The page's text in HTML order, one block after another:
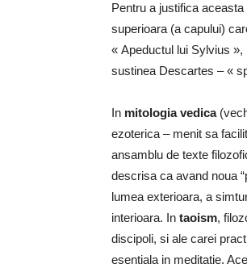
Pentru a justifica
superioara (a capului)
« Apeductul lui Sylvius
sustinea Descartes – «
In mitologia vedica
ezoterica – menit sa
ansamblu de texte
descrisa ca avand noua
lumea exterioara, a
interioara. In taoism,
discipoli, si ale carei
esentiala in meditatie.